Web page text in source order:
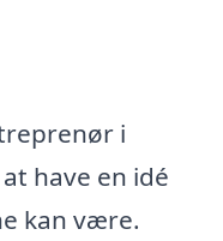
i
have en idé
kan være.